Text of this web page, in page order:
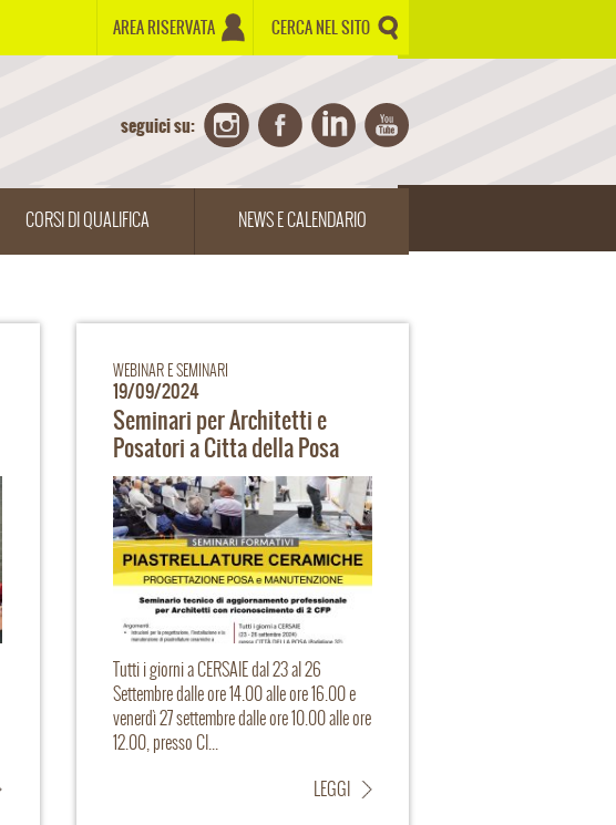
AREA RISERVATA CERCA NEL SITO
seguici su:
CORSI DI QUALIFICA NEWS E CALENDARIO
WEBINAR E SEMINARI
19/09/2024
Seminari per Architetti e
Posatori a Citta della Posa
2024
Tutti i giorni a CERSAIE dal 23 al 26
Settembre dalle ore 14.00 alle ore 16.00 e
venerdì 27 settembre dalle ore 10.00 alle ore
12.00, presso CI...
LEGGI